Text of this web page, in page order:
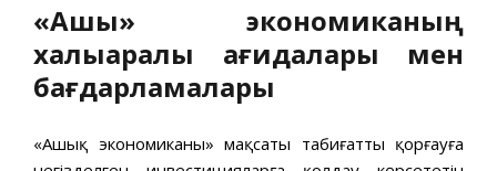
«Ашық» экономиканың
халықаралық қағидалары мен
бағдарламалары
«Ашық экономиканың» мақсаты табиғатты қорғауға